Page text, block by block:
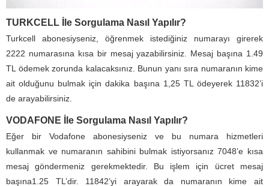
TURKCELL İle Sorgulama Nasıl Yapılır?
Turkcell abonesiyseniz, öğrenmek istediğiniz numarayı girerek
2222 numarasına kısa bir mesaj yazabilirsiniz. Mesaj başına 1.49
TL ödemek zorunda kalacaksınız. Bunun yanı sıra numaranın kime
ait olduğunu bulmak için dakika başına 1,25 TL ödeyerek 11832’i
de arayabilirsiniz.
VODAFONE İle Sorgulama Nasıl Yapılır?
Eğer bir Vodafone abonesiyseniz ve bu numara hizmetleri
kullanmak ve numaranın sahibini bulmak istiyorsanız 7048’e kısa
mesaj göndermeniz gerekmektedir. Bu işlem için ücret mesaj
başına1.25 TL’dir. 11842’yi arayarak da numaranın kime ait